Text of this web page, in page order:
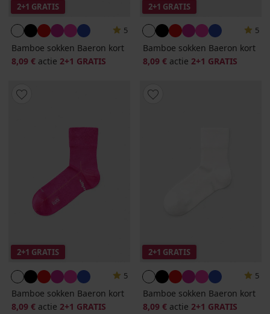
2+1 GRATIS
5
Bamboe sokken Baeron kort
8,09 € actie 2+1 GRATIS
2+1 GRATIS
5
Bamboe sokken Baeron kort
8,09 € actie 2+1 GRATIS
2+1 GRATIS
5
Bamboe sokken Baeron kort
8,09 € actie 2+1 GRATIS
2+1 GRATIS
5
Bamboe sokken Baeron kort
8,09 € actie 2+1 GRATIS